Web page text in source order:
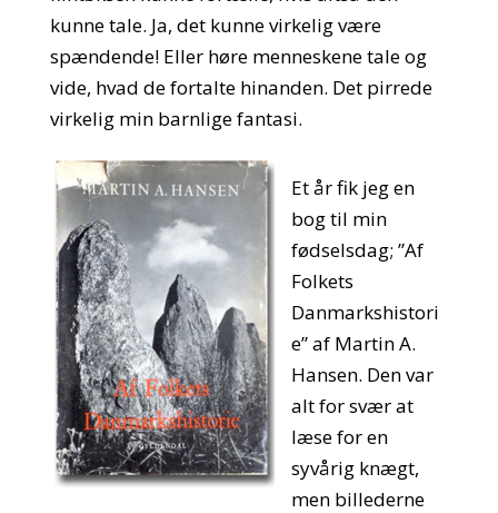
kunne tale. Ja, det kunne virkelig være
spændende! Eller høre menneskene tale og
vide, hvad de fortalte hinanden. Det pirrede
virkelig min barnlige fantasi.
Et år fik jeg en
bog til min
fødselsdag; ”Af
Folkets
Danmarkshistori
e” af Martin A.
Hansen. Den var
alt for svær at
læse for en
syvårig knægt,
men billederne